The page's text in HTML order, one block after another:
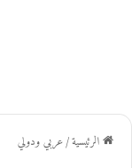
الرئيسية/عربي ودولي